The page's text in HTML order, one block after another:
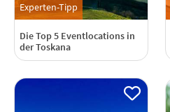
Experten-Tipp
Die Top 5 Eventlocations in
der Toskana